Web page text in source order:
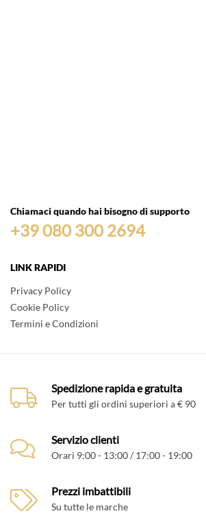
Chiamaci quando hai bisogno di supporto
+39 080 300 2694
LINK RAPIDI
Privacy Policy
Cookie Policy
Termini e Condizioni
Spedizione rapida e gratuita
Per tutti gli ordini superiori a € 90
Servizio clienti
Orari 9:00 - 13:00 / 17:00 - 19:00
Prezzi imbattibili
Su tutte le marche